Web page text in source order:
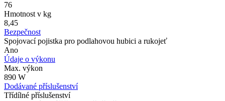
76
Hmotnost v kg
8,45
Bezpečnost
Spojovací pojistka pro podlahovou hubici a rukojeť
Ano
Údaje o výkonu
Max. výkon
890 W
Dodávané příslušenství
Třídílné příslušenství